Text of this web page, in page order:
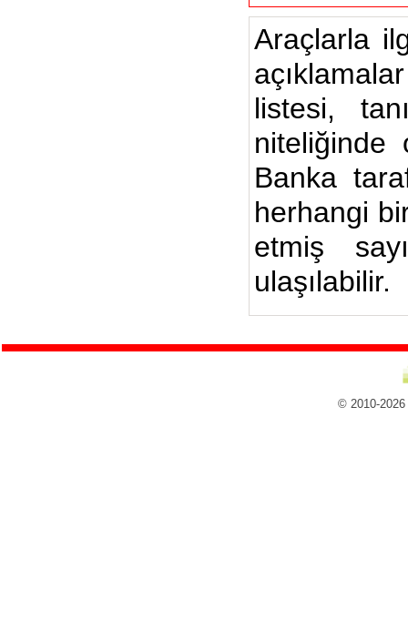
Araçlarla
listesi,
niteliğinde
Banka
herhangi
etmiş
ulaşılabilir.
© 2010-2026